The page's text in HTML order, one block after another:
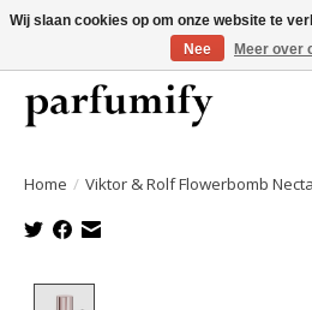
750+ Geuren | Gratis verzending |
Home / Viktor & Rolf Flowerbomb
Wij slaan cookies op om onze website te
Nee
Meer over